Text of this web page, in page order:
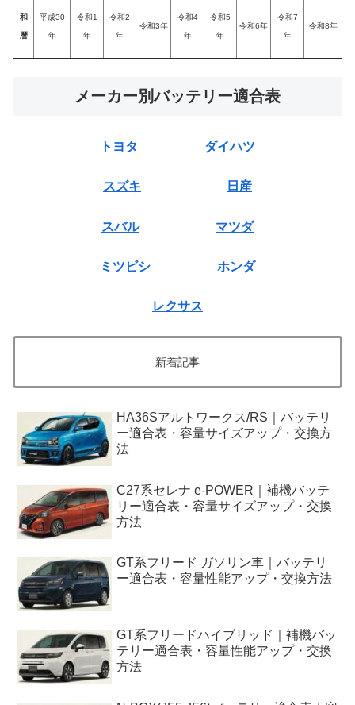
和
暦
平成30
年
令和1
年
令和2
年
令和3年
令和4
年
令和5
年
令和6年
令和7
年
令和8年
メーカー別バッテリー適合表
トヨタ ダイハツ
スズキ 日産
スバル マツダ
ミツビシ ホンダ
レクサス
新着記事
HA36Sアルトワークス/RS｜バッテリ
ー適合表・容量サイズアップ・交換方
法
C27系セレナ e-POWER｜補機バッテ
リー適合表・容量サイズアップ・交換
方法
GT系フリード ガソリン車｜バッテリ
ー適合表・容量性能アップ・交換方法
GT系フリードハイブリッド｜補機バッ
テリー適合表・容量性能アップ・交換
方法